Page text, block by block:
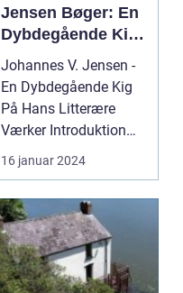
Jensen Bøger: En
Dybdegående Kig
På Hans Litterære
Værker
Johannes V. Jensen -
En Dybdegående Kig
På Hans Litterære
Værker Introduktion
Johannes V. Jensen...
16 januar 2024